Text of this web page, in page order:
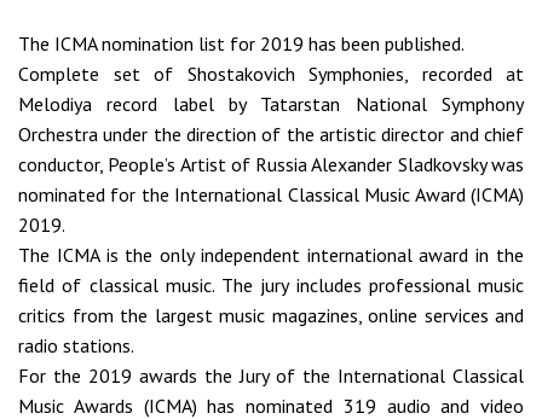
The ICMA nomination list for 2019 has been published.
Сomplete set of Shostakovich Symphonies, recorded at
Melodiya record label by Tatarstan National Symphony
Orchestra under the direction of the artistic director and chief
conductor, People’s Artist of Russia Alexander Sladkovsky was
nominated for the International Classical Music Award (ICMA)
2019.
The ICMA is the only independent international award in the
field of classical music. The jury includes professional music
critics from the largest music magazines, online services and
radio stations.
For the 2019 awards the Jury of the International Classical
Music Awards (ICMA) has nominated 319 audio and video